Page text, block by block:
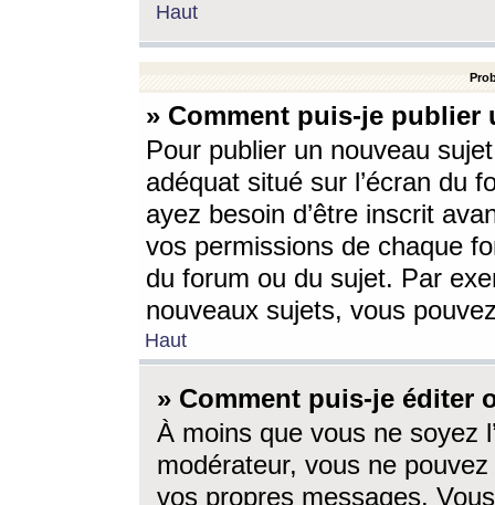
Haut
» Comment puis-je
Pour publier un nouveau
adéquat situé sur l’écran du
ayez besoin d’être inscrit
vos permissions de chaque
du forum ou du sujet. Par
nouveaux sujets, vous
Haut
» Comment puis-je éditer
À moins que vous ne soyez
modérateur, vous ne
vos propres messages.